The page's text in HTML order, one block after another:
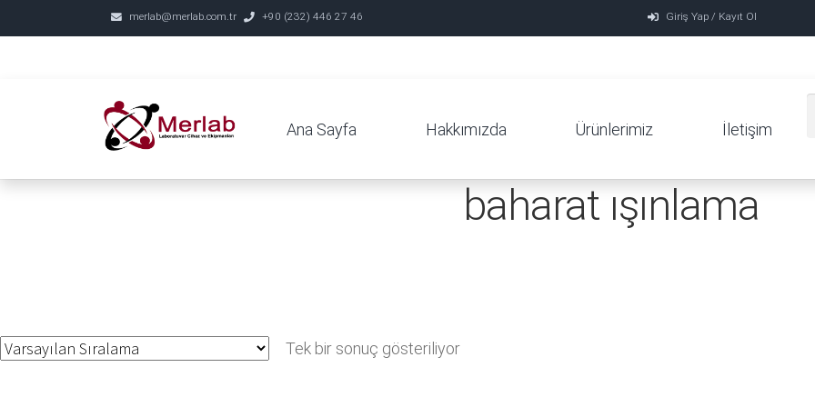
merlab@merlab.com.tr +90 (232) 446 27 46 Giriş Yap / Kayıt Ol
Ana Sayfa Hakkımızda Ürünlerimiz İletişim
baharat ışınlama
Tek bir sonuç gösteriliyor